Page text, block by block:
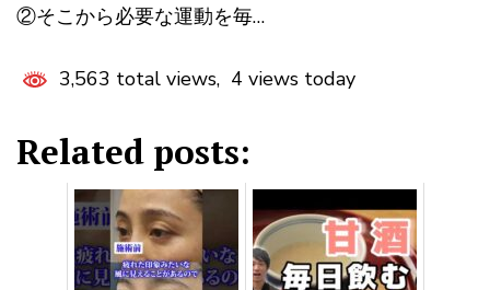
②そこから必要な運動を毎…
3,563 total views, 4 views today
Related posts: